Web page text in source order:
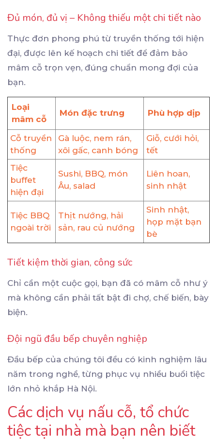
Đủ món, đủ vị – Không thiếu một chi tiết nào
Thực đơn phong phú từ truyền thống tới hiện
đại, được lên kế hoạch chi tiết để đảm bảo
mâm cỗ trọn vẹn, đúng chuẩn mong đợi của
bạn.
Loại
mâm cỗ
Món đặc trưng Phù hợp dịp
Cỗ truyền
thống
Gà luộc, nem rán,
xôi gấc, canh bóng
Giỗ, cưới hỏi,
tết
Tiệc
buffet
hiện đại
Sushi, BBQ, món
Âu, salad
Liên hoan,
sinh nhật
Tiệc BBQ
ngoài trời
Thịt nướng, hải
sản, rau củ nướng
Sinh nhật,
họp mặt bạn
bè
Tiết kiệm thời gian, công sức
Chỉ cần một cuộc gọi, bạn đã có mâm cỗ như ý
mà không cần phải tất bật đi chợ, chế biến, bày
biện.
Đội ngũ đầu bếp chuyên nghiệp
Đầu bếp của chúng tôi đều có kinh nghiệm lâu
năm trong nghề, từng phục vụ nhiều buổi tiệc
lớn nhỏ khắp Hà Nội.
Các dịch vụ nấu cỗ, tổ chức
tiệc tại nhà mà bạn nên biết